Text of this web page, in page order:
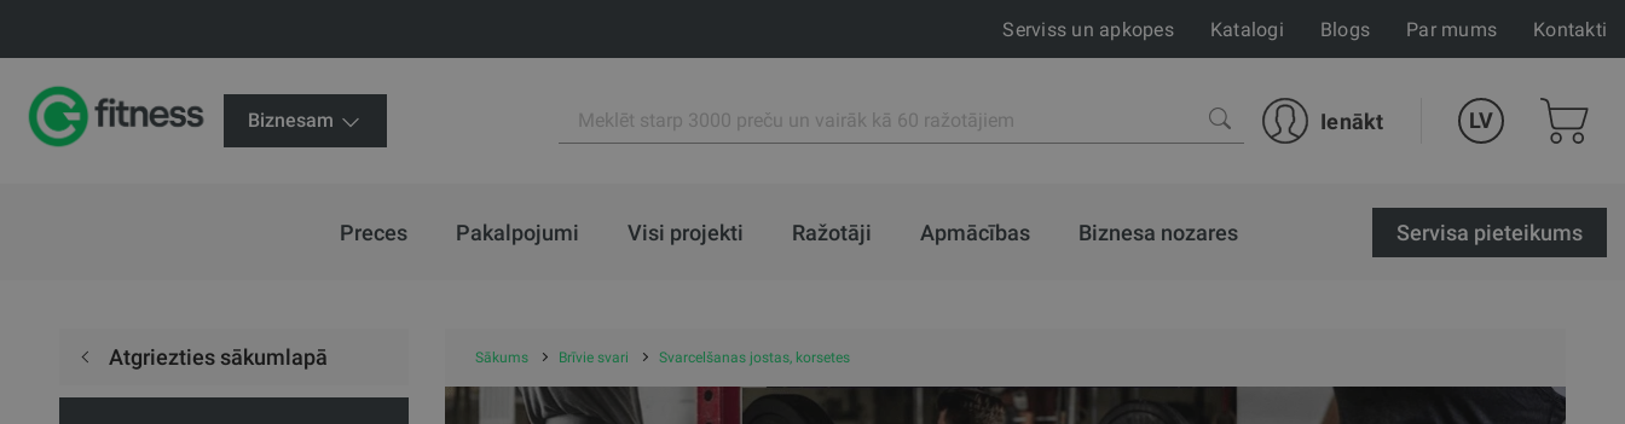
Serviss un apkopes Katalogi Blogs Par mums Kontakti
Biznesam Ienākt LV
Preces Pakalpojumi Visi projekti Ražotāji Apmācības Biznesa nozares Servisa pieteikums
Atgriezties sākumlapā Sākums Brīvie svari Svarcelšanas jostas, korsetes